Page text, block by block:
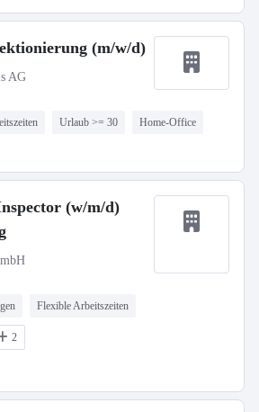
(m/w/d)
AG
Urlaub >= 30 Home-Office
(w/m/d)
Flexible Arbeitszeiten
2